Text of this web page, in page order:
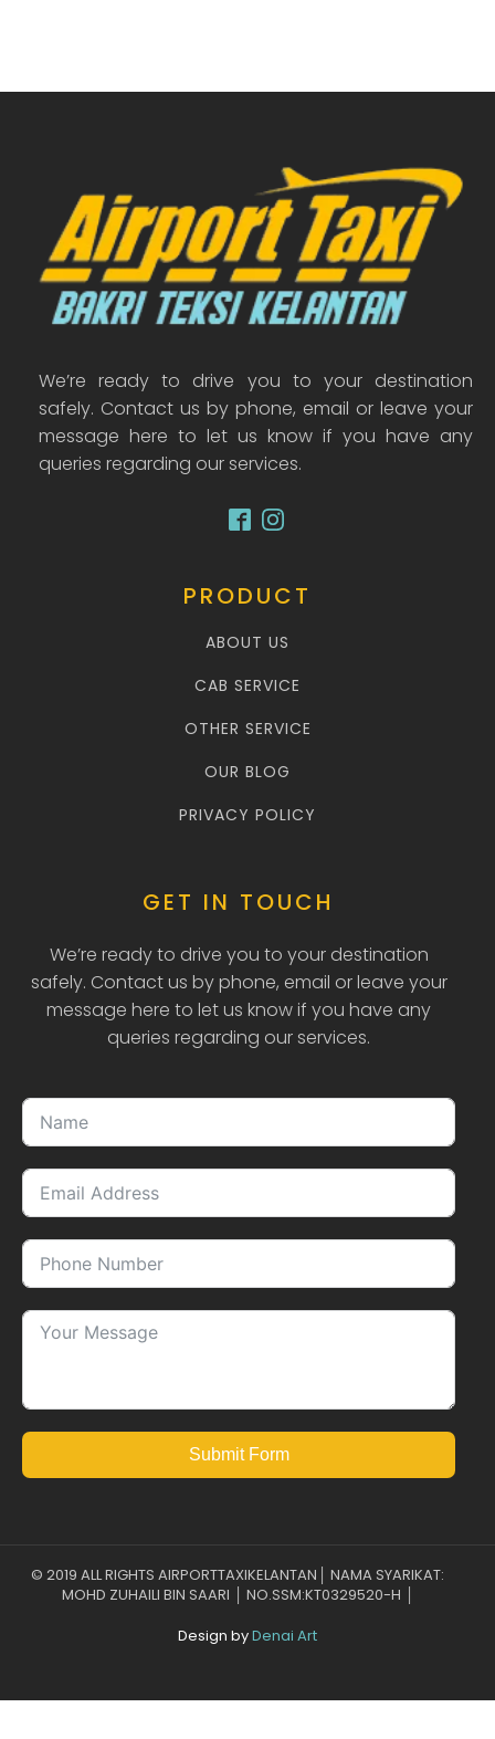
We’re ready to drive you to your destination
safely. Contact us by phone, email or leave your
message here to let us know if you have any
queries regarding our services.
PRODUCT
ABOUT US
CAB SERVICE
OTHER SERVICE
OUR BLOG
PRIVACY POLICY
GET IN TOUCH
We’re ready to drive you to your destination
safely. Contact us by phone, email or leave your
message here to let us know if you have any
queries regarding our services.
Submit Form
© 2019 ALL RIGHTS AIRPORTTAXIKELANTAN│ NAMA SYARIKAT:
MOHD ZUHAILI BIN SAARI │ NO.SSM:KT0329520-H │
Design byDenai Art